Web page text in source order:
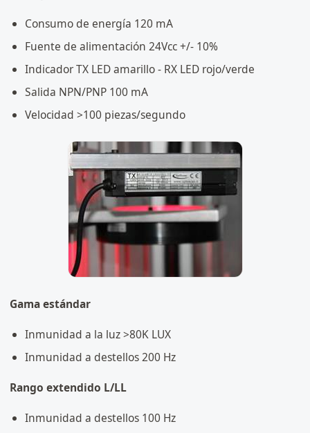
Consumo de energía 120 mA
Fuente de alimentación 24Vcc +/- 10%
Indicador TX LED amarillo - RX LED rojo/verde
Salida NPN/PNP 100 mA
Velocidad >100 piezas/segundo
Gama estándar
Inmunidad a la luz >80K LUX
Inmunidad a destellos 200 Hz
Rango extendido L/LL
Inmunidad a destellos 100 Hz